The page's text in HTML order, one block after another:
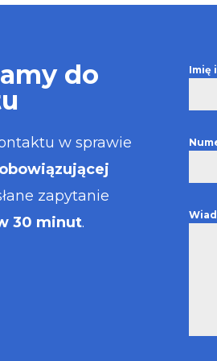
wystawiona
do
w sprawie
zapytanie
30 minut.
Imię